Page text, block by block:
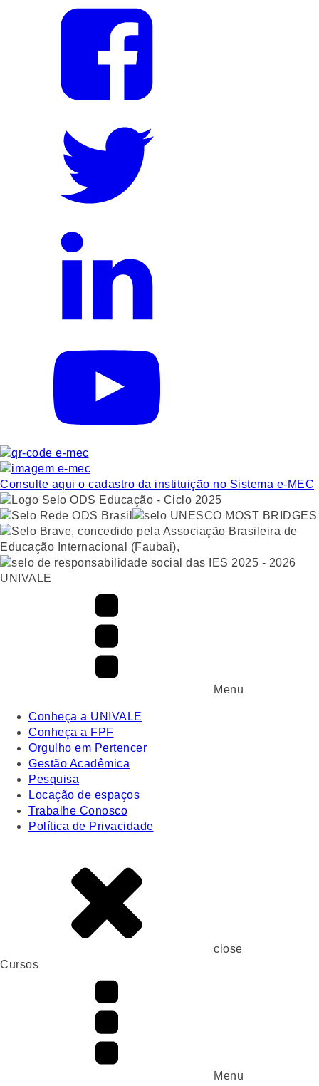
Consulte aqui o cadastro da instituição no Sistema e-MEC
UNIVALE
Menu
Conheça a UNIVALE
Conheça a FPF
Orgulho em Pertencer
Gestão Acadêmica
Pesquisa
Locação de espaços
Trabalhe Conosco
Política de Privacidade
close
Cursos
Menu